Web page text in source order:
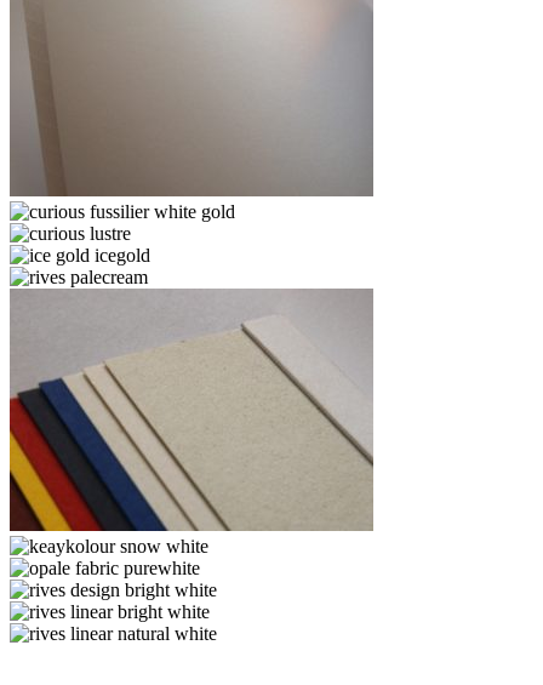
astrosilver-
orion
curious
fussilier
white
curious
lustre
ice
keaykolour
recycled
chalk
keaykolour
snow
white
opale
fabric
purewhite
rives
design
rives